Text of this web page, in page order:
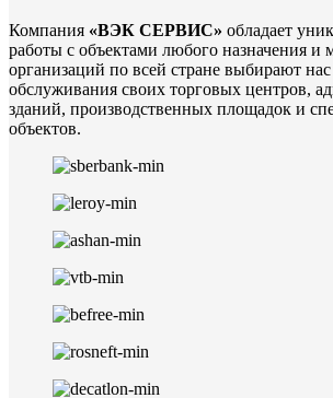
Компания «ВЭК СЕРВИС» обладает
работы с объектами любого назначения и
организаций по всей стране выбирают
обслуживания своих торговых центров,
зданий, производственных площадок и
объектов.